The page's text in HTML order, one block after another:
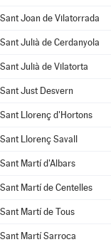
Sant Joan de Vilatorrada
Sant Julià de Cerdanyola
Sant Julià de Vilatorta
Sant Just Desvern
Sant Llorenç d'Hortons
Sant Llorenç Savall
Sant Martí d'Albars
Sant Martí de Centelles
Sant Martí de Tous
Sant Martí Sarroca